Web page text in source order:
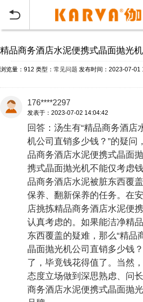

精品商务酒店水泥便携式晶面抛光
浏览量：912 类型： 常见问题 发布时间：2023-07-01
176****2297
发表于：2023-07-02 14:04:42
回答：汤生有“精品商务酒店
机公司直销多少钱？”的疑问
品商务酒店水泥便携式晶面
携式晶面抛光机不能仅考虑
品商务酒店水泥被脏东西覆
保养、翻新保养的任务。在
店挑拣精品商务酒店水泥便
认真考虑的。如果能洁净精
东西覆盖的疑难，那么“精品
晶面抛光机公司直销多少钱
了，毕竟钱花得值了。当然
态度立场做到深思熟虑、问
商务酒店水泥便携式晶面抛